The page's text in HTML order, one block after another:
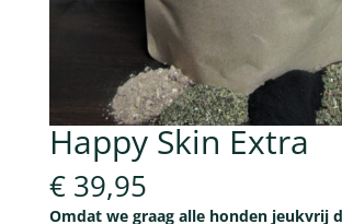
Happy Skin Extra
€39,95
Omdat we graag alle honden jeukvrij